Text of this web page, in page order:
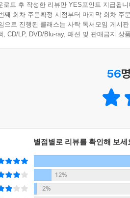
로드 후 작성한 리뷰만 YES포인트 지급됩니
째 회차 주문확정 시점부터 마지막 회차 주
으로 진행된 클래스는 사락 독서모임 게시
, CD/LP, DVD/Blu-ray, 패션 및 판매금지 상
56
별점별로 리뷰를 확인해 보세
12%
2%